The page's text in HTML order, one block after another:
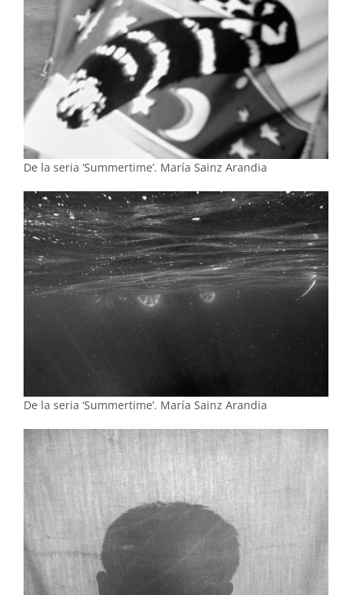
De la seria ‘Summertime’. María Sainz Arandia
De la seria ‘Summertime’. María Sainz Arandia